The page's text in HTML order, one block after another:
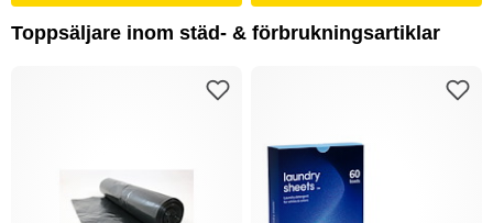
Toppsäljare inom städ- & förbrukningsartiklar